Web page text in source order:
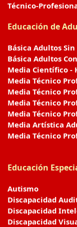
Técnico-
Educación de
Básica Adultos
Básica Adultos
Media Científico -
Media Técnico
Media Técnico
Media Técnico
Media Técnico
Media Artística
Media Técnico
Educación
Autismo
Discapacidad
Discapacidad
Discapacidad